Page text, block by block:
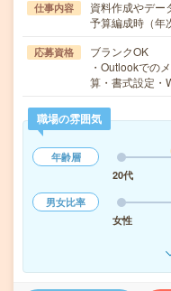
仕事内容
資料作成やデー
予算編成時（年
応募資格
ブランクOK
・Outlookでの
算・書式設定
職場の雰囲気
年齢層
20代
男女比率
女性